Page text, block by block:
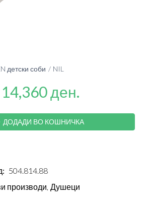
детски соби NIL
14,360 ден.
ДОДАДИ ВО КОШНИЧКА
504.814.88
производи, Душеци